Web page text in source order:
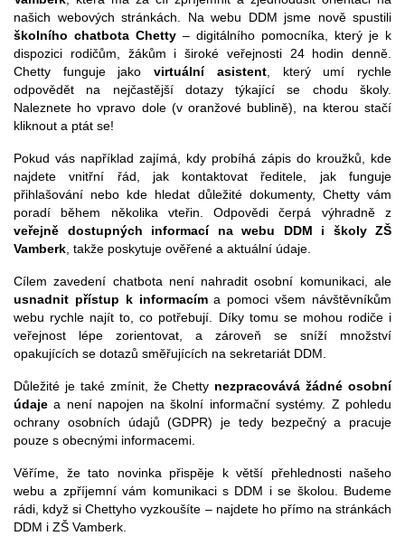
našich webových stránkách. Na webu DDM jsme nově spustili
školního chatbota Chetty – digitálního pomocníka, který je k
dispozici rodičům, žákům i široké veřejnosti 24 hodin denně.
Chetty funguje jakovirtuální asistent, který umí rychle
odpovědět na nejčastější dotazy týkající se chodu školy.
Naleznete ho vpravo dole (v oranžové bublině), na kterou stačí
kliknout a ptát se!
Pokud vás například zajímá, kdy probíhá zápis do kroužků, kde
najdete vnitřní řád, jak kontaktovat ředitele, jak funguje
přihlašování nebo kde hledat důležité dokumenty, Chetty vám
poradí během několika vteřin. Odpovědi čerpá výhradně z
veřejně dostupných informací na webu DDM i školy ZŠ
Vamberk, takže poskytuje ověřené a aktuální údaje.
Cílem zavedení chatbota není nahradit osobní komunikaci, ale
usnadnit přístup k informacíma pomoci všem návštěvníkům
webu rychle najít to, co potřebují. Díky tomu se mohou rodiče i
veřejnost lépe zorientovat, a zároveň se sníží množství
opakujících se dotazů směřujících na sekretariát DDM.
Důležité je také zmínit, že Chetty nezpracovává žádné osobní
údaje a není napojen na školní informační systémy. Z pohledu
ochrany osobních údajů (GDPR) je tedy bezpečný a pracuje
pouze s obecnými informacemi.
Věříme, že tato novinka přispěje k větší přehlednosti našeho
webu a zpříjemní vám komunikaci s DDM i se školou. Budeme
rádi, když si Chettyho vyzkoušíte – najdete ho přímo na stránkách
DDM i ZŠ Vamberk.